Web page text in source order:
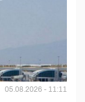
05.08.2026 - 11:11